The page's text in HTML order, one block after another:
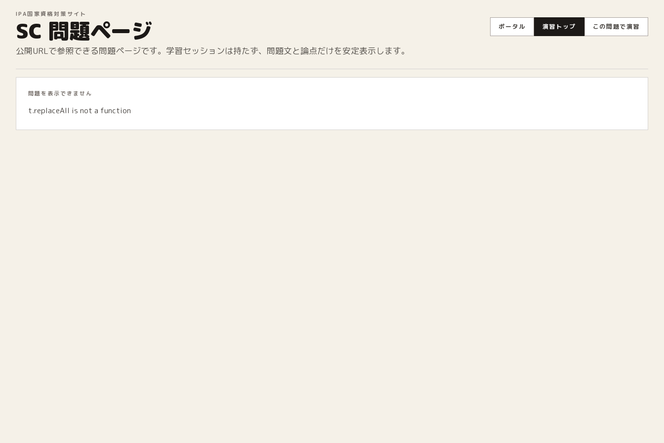
IPA国家資格対策サイト
SC 問題ページ ポータル 演習トップ この問題で演習
公開URLで参照できる問題ページです。学習セッションは持たず、問題文と論点だけを安定表示します。
問題を表示できません
t.replaceAll is not a function